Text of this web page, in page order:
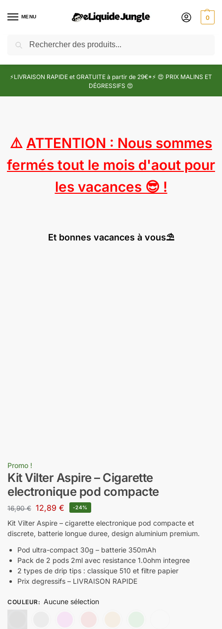
MENU 0
⚡LIVRAISON RAPIDE et GRATUITE à partir de 29€*⚡ 😍 PRIX MALINS ET
DÉGRESSIFS 😍
⚠️ ATTENTION : Nous sommes
fermés tout le mois d'aout pour
les vacances 😎 !
Et bonnes vacances à vous⛱️
Promo !
Kit Vilter Aspire – Cigarette
electronique pod compacte
16,90€ 12,89 € -24%
Kit Vilter Aspire – cigarette electronique pod compacte et
discrete, batterie longue duree, design aluminium premium.
Pod ultra-compact 30g – batterie 350mAh
Pack de 2 pods 2ml avec resistance 1.0ohm integree
2 types de drip tips : classique 510 et filtre papier
Prix degressifs – LIVRAISON RAPIDE
COULEUR: Aucune sélection